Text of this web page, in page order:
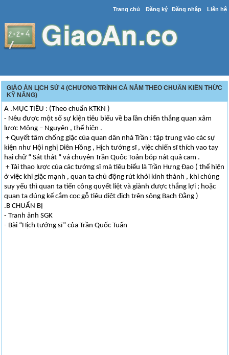
Trang chủ Đăng ký Đăng nhập Liên hệ
GIÁO ÁN LỊCH SỬ 4 (CHƯƠNG TRÌNH CẢ NĂM THEO CHUẨN KIẾN THỨC
KỸ NĂNG)
A .MỤC TIÊU : (Theo chuẩn KTKN )
- Nêu được một số sự kiện tiêu biểu về ba lần chiến thắng quan xâm
lược Mông – Nguyên , thể hiện .
+ Quyết tâm chống giặc của quan dân nhà Trần : tập trung vào các sự
kiện như Hội nghị Diên Hồng , Hịch tướng sĩ , việc chiến sĩ thích vao tay
hai chữ “ Sát thát “ vá chuyên Trần Quốc Toản bóp nát quả cam .
+ Tài thao lược của các tướng sĩ mà tiêu biểu là Trần Hưng Đạo ( thể hiện
ở việc khi giặc mạnh , quan ta chủ động rút khỏi kinh thành , khi chúng
suy yếu thì quan ta tiến công quyết liệt và giành được thắng lợi ; hoặc
quan ta dúng kế cắm cọc gỗ tiêu diệt địch trên sông Bạch Đằng )
.B CHUẨN BỊ
- Tranh ảnh SGK
- Bài “Hịch tướng sĩ” của Trần Quốc Tuấn